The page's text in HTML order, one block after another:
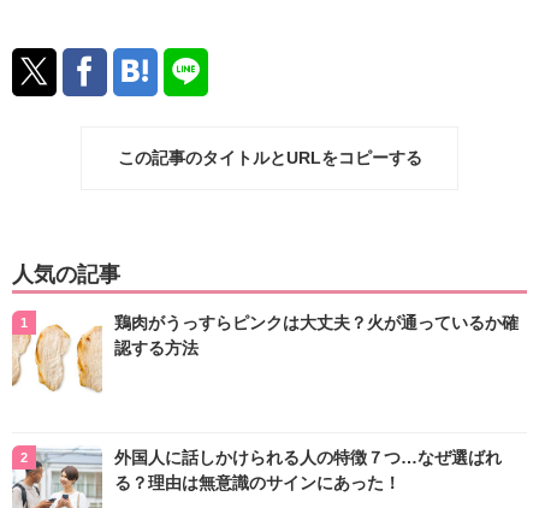
この記事のタイトルとURLをコピーする
人気の記事
鶏肉がうっすらピンクは大丈夫？火が通っているか確
認する方法
外国人に話しかけられる人の特徴７つ…なぜ選ばれ
る？理由は無意識のサインにあった！